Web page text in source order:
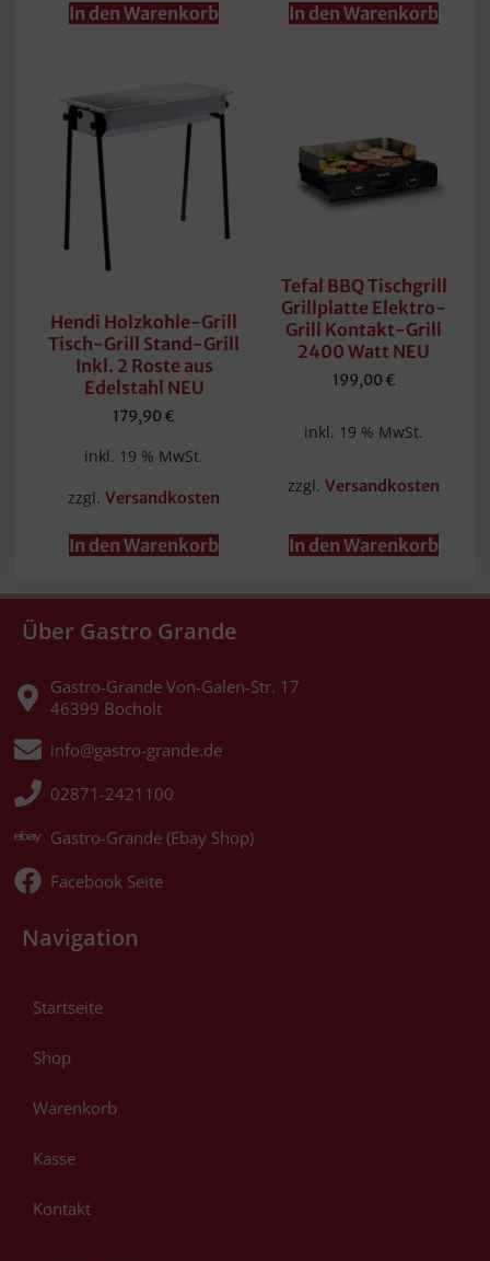
In den Warenkorb In den Warenkorb
Hendi Holzkohle-Grill
Tisch-Grill Stand-Grill
Inkl. 2 Roste aus
Edelstahl NEU
179,90 €
inkl. 19 % MwSt.
zzgl.Versandkosten
In den Warenkorb
Tefal BBQ Tischgrill
Grillplatte Elektro-
Grill Kontakt-Grill
2400 Watt NEU
199,00 €
inkl. 19 % MwSt.
zzgl. Versandkosten
In den Warenkorb
Über Gastro Grande
Gastro-Grande Von-Galen-Str. 17
46399 Bocholt
info@gastro-grande.de
02871-2421100
Gastro-Grande (Ebay Shop)
Facebook Seite
Navigation
Startseite
Shop
Warenkorb
Kasse
Kontakt